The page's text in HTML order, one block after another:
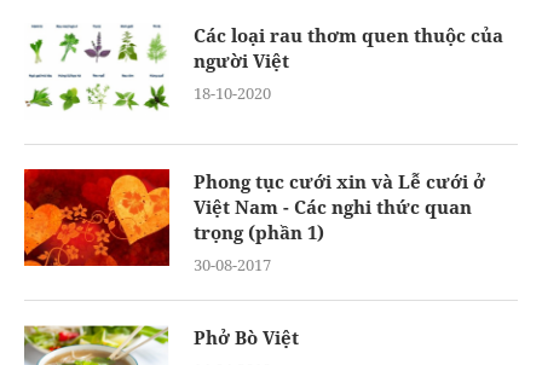
Các loại rau thơm quen thuộc của
người Việt
18-10-2020
Phong tục cưới xin và Lễ cưới ở
Việt Nam - Các nghi thức quan
trọng (phần 1)
30-08-2017
Phở Bò Việt